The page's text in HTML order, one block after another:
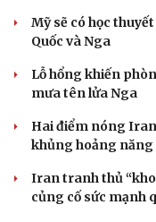
Mỹ sẽ có học
Quốc và Nga
Lỗ hổng khiến
mưa tên lửa Nga
Hai điểm nóng
khủng hoảng năng
Iran tranh thủ
củng cố sức mạnh